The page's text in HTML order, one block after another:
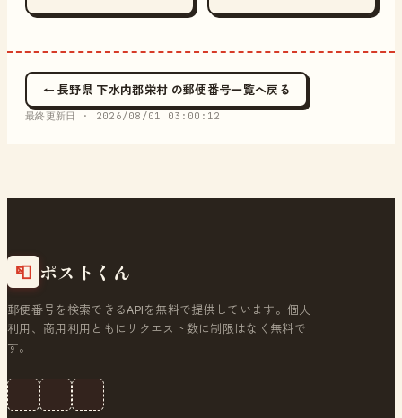
← 長野県 下水内郡栄村 の郵便番号一覧へ戻る
最終更新日 · 2026/08/01 03:00:12
📮 ポストくん
郵便番号を検索できるAPIを無料で提供しています。個人
利用、商用利用ともにリクエスト数に制限はなく無料で
す。